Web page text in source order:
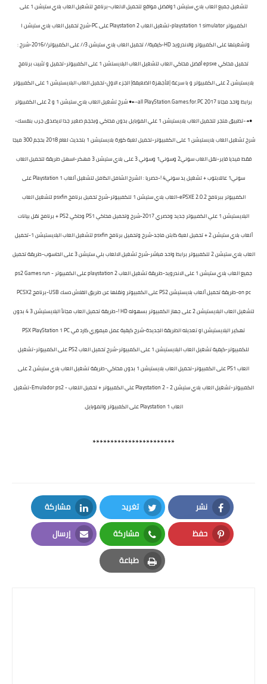
لتشغيل جميع العاب بلاي ستيشن 1وافضل مواقع لتحميل الالعاب-برنامج لتشغيل العاب بلاي ستيشن 1 على
الكمبيوتر playstation 1 simulator-تشغيل العاب Playstation 2 على PC-شرح تحميل العاب بلاي ستيشن ١
وتشغيلها على الكمبيوتر والاندرويد HD-كيفية // تحميل العاب بلاي ستيشن 3 // على الكمبيوتر //2016-شرح :
تحميل محاكي epsxe أفضل محاكي العاب لتشغيل العاب البلايستشن 1 على الكمبيوتر-تحميل و تثبيت برنامج
بلايستيشن 2 على الكمبيوتر و با سرعة |للأجهزة الضعيفة| الجزء الاول-تحميل العاب البلايستيشن 1 على الكمبيوتر
برابط واحد مجانا 2017 all PlayStation.Games.for.PC-٠•● شرح تشغيل العاب بلاي ستيشن 1 و 2 على الكمبيوتر
●•٠-تطبيق متجر لتحميل العاب بلايستيشن 1 علي الموبايل بدون محاكي وبحجم صغير جدا لايصدق جرب بنفسك-
شرح تشغيل العاب بلايستيشن 1 على الكمبيوتر-تحميل لعبة كورة بلايستيشن 1 بتحديث لعام 2018 بحجم 300 ميجا
فقط ميديا فاير-نقل العاب سوني2 وسوني1 وسوني 3 على بلاي ستيشن 3 مهكر-اسهل طريقة لتحميل العاب
سوني1 عاللابتوب + تشغيل يد سوني4 !-حصريا : الشرح الشامل الكامل لتشغيل ألعاب Playstation 1 على
الكمبيوتر ببرنامج ePSXE 2.0.2-العاب بلاي ستيشن 1 للكمبيوتر-شرح تحميل برنامج psxfin لتشغيل العاب
البلايستيشن 1 علي الكمبيوتر جديد وحصري 2017-شرح وتحميل محاكي PS1 وحاكي PS2 + برنامج نقل بيانات
ألعاب بلاي ستيشن 2 + تحميل لعبة كابتن ماجد-شرح وتحميل برنامج psxfin لتشغيل العاب البلايستيشن 1-تحميل
العاب بلاي ستيشن 2 للكمبيوتر برابط واحد مباشر-شرح تشغيل الالعاب بلي ستيشن 3 على الحاسوب-طريقة تحميل
جميع العاب بلاي ستيشن 1 على الاندرويد-طريقة تشغيل العاب playstation 2 على الكمبيوتر - ps2 Games run
on pc-طريقة تحميل ألعاب بلايستيشن PS2 على الكمبيوتر ونقلها عن طريق الفلاش دسك USB-برنامج PCSX2
لتشغيل العاب البلايستيشن 2 على جهاز الكمبيوتر بسهوله HD !-طريقة تحميل العاب مجاناً البلايستيشن 3 4 بدون
تهكير البلايستيشن او تعديله الطريقة الجديدة-شرح كيفية عمل ميموري كارد في PSX PlayStation 1 PC
للكمبيوتر-كيفية تشغيل العاب البلايستيشن 1 على الكمبيوتر-شرح تحميل العاب PS2 على الكمبيوتر-تشغيل
العاب PS1 على الكمبيوتر-تحميل العاب بلايستيشن 1 بدون محاكي-طريقة تشغيل العاب بلاي ستيشن 2 على
الكمبيوتر-تشغيل العاب بلاي ستيشن 2 - Playstation 2 علي الكمبيوتر + تحميل اللعاب - Emulador ps2-تشغيل
العاب Playstation 1 على الكمبيوتر والموبايل.
***********************
نشر
Facebook
تغريد
Twitter
مشاركة
LinkedIn
حفظ
Pinterest
مشاركة
Whatsapp
إرسال
Email
طباعة
Print